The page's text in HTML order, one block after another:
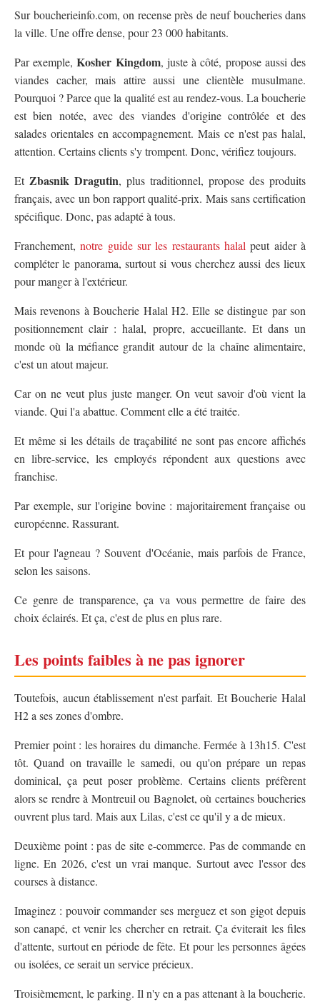
Sur boucherieinfo.com, on recense près de neuf boucheries dans
la ville. Une offre dense, pour 23 000 habitants.
Par exemple,Kosher Kingdom, juste à côté, propose aussi des
viandes cacher, mais attire aussi une clientèle musulmane.
Pourquoi ? Parce que la qualité est au rendez-vous. La boucherie
est bien notée, avec des viandes d'origine contrôlée et des
salades orientales en accompagnement. Mais ce n'est pas halal,
attention. Certains clients s'y trompent. Donc, vérifiez toujours.
Et Zbasnik Dragutin, plus traditionnel, propose des produits
français, avec un bon rapport qualité-prix. Mais sans certification
spécifique. Donc, pas adapté à tous.
Franchement,notre guide sur les restaurants halal peut aider à
compléter le panorama, surtout si vous cherchez aussi des lieux
pour manger à l'extérieur.
Mais revenons à Boucherie Halal H2. Elle se distingue par son
positionnement clair : halal, propre, accueillante. Et dans un
monde où la méfiance grandit autour de la chaîne alimentaire,
c'est un atout majeur.
Car on ne veut plus juste manger. On veut savoir d'où vient la
viande. Qui l'a abattue. Comment elle a été traitée.
Et même si les détails de traçabilité ne sont pas encore affichés
en libre-service, les employés répondent aux questions avec
franchise.
Par exemple, sur l'origine bovine : majoritairement française ou
européenne. Rassurant.
Et pour l'agneau ? Souvent d'Océanie, mais parfois de France,
selon les saisons.
Ce genre de transparence, ça va vous permettre de faire des
choix éclairés. Et ça, c'est de plus en plus rare.
Les points faibles à ne pas ignorer
Toutefois, aucun établissement n'est parfait. Et Boucherie Halal
H2 a ses zones d'ombre.
Premier point : les horaires du dimanche. Fermée à 13h15. C'est
tôt. Quand on travaille le samedi, ou qu'on prépare un repas
dominical, ça peut poser problème. Certains clients préfèrent
alors se rendre à Montreuil ou Bagnolet, où certaines boucheries
ouvrent plus tard. Mais aux Lilas, c'est ce qu'il y a de mieux.
Deuxième point : pas de site e-commerce. Pas de commande en
ligne. En 2026, c'est un vrai manque. Surtout avec l'essor des
courses à distance.
Imaginez : pouvoir commander ses merguez et son gigot depuis
son canapé, et venir les chercher en retrait. Ça éviterait les files
d'attente, surtout en période de fête. Et pour les personnes âgées
ou isolées, ce serait un service précieux.
Troisièmement, le parking. Il n'y en a pas attenant à la boucherie.